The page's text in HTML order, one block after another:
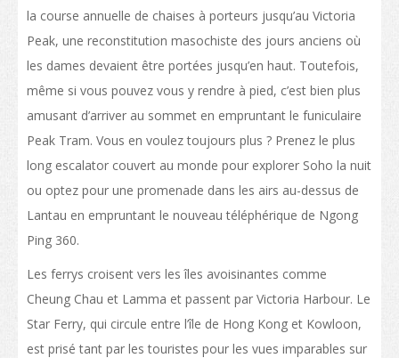
Transport
Carte
Student Voices
Océanie
Amérique du Nord
Afrique
Après l’obtention de votre diplôme
Poursuivre vos études à Hong Kong
la course annuelle de chaises à porteurs jusqu’au Victoria
Peak, une reconstitution masochiste des jours anciens où
les dames devaient être portées jusqu’en haut. Toutefois,
même si vous pouvez vous y rendre à pied, c’est bien plus
amusant d’arriver au sommet en empruntant le funiculaire
Peak Tram. Vous en voulez toujours plus ? Prenez le plus
long escalator couvert au monde pour explorer Soho la nuit
ou optez pour une promenade dans les airs au-dessus de
Lantau en empruntant le nouveau téléphérique de Ngong
Ping 360.
Les ferrys croisent vers les îles avoisinantes comme
Cheung Chau et Lamma et passent par Victoria Harbour. Le
Star Ferry, qui circule entre l’île de Hong Kong et Kowloon,
est prisé tant par les touristes pour les vues imparables sur